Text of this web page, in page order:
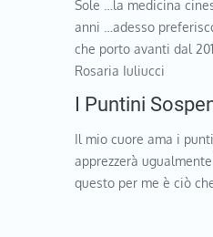
Sole …la medicina
anni …adesso
che porto avanti dal
Rosaria Iuliucci
I Puntini
Il mio cuore ama i
apprezzerà
questo per me è ciò